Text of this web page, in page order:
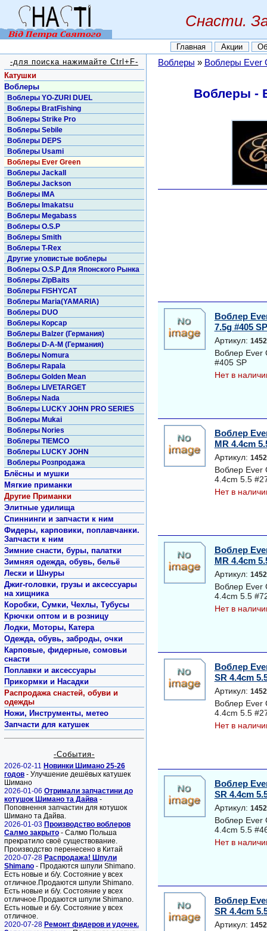
Снасти.
Главная Акции
Воблеры » Воблеры Ever
Воблеры -
Воблер
7.5g #405 SP
Артикул:
Воблер Ever
#405 SP
Нет в
Воблер
MR 4.4cm
Артикул:
Воблер Ever
4.4cm 5.5
Нет в
Воблер
MR 4.4cm
Артикул:
Воблер Ever
4.4cm 5.5
Нет в
Воблер
SR 4.4cm
Артикул:
Воблер Ever
4.4cm 5.5
Нет в
Воблер
SR 4.4cm
Артикул:
Воблер Ever
4.4cm 5.5
Нет в
Воблер
SR 4.4cm
Артикул:
-для поиска нажимайте Ctrl+F-
Катушки
Воблеры
Воблеры YO-ZURI DUEL
Воблеры BratFishing
Воблеры Strike Pro
Воблеры Sebile
Воблеры DEPS
Воблеры Usami
Воблеры Ever Green
Воблеры Jackall
Воблеры Jackson
Воблеры IMA
Воблеры Imakatsu
Воблеры Megabass
Воблеры O.S.P
Воблеры Smith
Воблеры T-Rex
Другие уловистые воблеры
Воблеры O.S.P Для Японского Рынка
Воблеры ZipBaits
Воблеры FISHYCAT
Воблеры Maria(YAMARIA)
Воблеры DUO
Воблеры Корсар
Воблеры Balzer (Германия)
Воблеры D-A-M (Германия)
Воблеры Nomura
Воблеры Rapala
Воблеры Golden Mean
Воблеры LIVETARGET
Воблеры Nada
Воблеры LUCKY JOHN PRO SERIES
Воблеры Mukai
Воблеры Nories
Воблеры TIEMCO
Воблеры LUCKY JOHN
Воблеры Розпродажа
Блёсны и мушки
Мягкие приманки
Другие Приманки
Элитные удилища
Спиннинги и запчасти к ним
Фидеры, карповики, поплавчанки.
Запчасти к ним
Зимние снасти, буры, палатки
Зимняя одежда, обувь, бельё
Лески и Шнуры
Джиг-головки, грузы и аксессуары
на хищника
Коробки, Сумки, Чехлы, Тубусы
Крючки оптом и в розницу
Лодки, Моторы, Катера
Одежда, обувь, заброды, очки
Карповые, фидерные, сомовьи
снасти
Поплавки и аксессуары
Прикормки и Насадки
Распродажа снастей, обуви и
одежды
Ножи, Инструменты, метео
Запчасти для катушек
-События-
2026-02-11 Новинки Шимано 25-26
годов - Улучшение дешёвых катушек
Шимано
2026-01-06 Отримали запчастини до
котушок Шимано та Дайва -
Поповнення запчастин для котушок
Шимано та Дайва.
2026-01-03 Производство воблеров
Салмо закрыто - Салмо Польша
прекратило своё существование.
Производство перенесено в Китай
2020-07-28 Распродажа! Шпули
Shimano - Продаются шпули Shimano.
Есть новые и б/у. Состояние у всех
отличное.Продаются шпули Shimano.
Есть новые и б/у. Состояние у всех
отличное.Продаются шпули Shimano.
Есть новые и б/у. Состояние у всех
отличное.
2020-07-28 Ремонт фидеров и удочек.